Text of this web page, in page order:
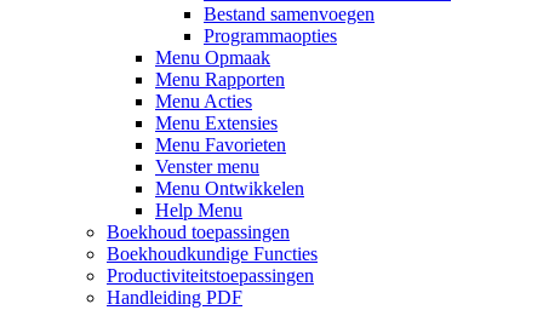
Bestand samenvoegen
Programmaopties
Menu Opmaak
Menu Rapporten
Menu Acties
Menu Extensies
Menu Favorieten
Venster menu
Menu Ontwikkelen
Help Menu
Boekhoud toepassingen
Boekhoudkundige Functies
Productiviteitstoepassingen
Handleiding PDF